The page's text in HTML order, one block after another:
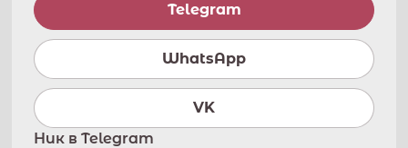
Telegram
WhatsApp
VK
Ник в Telegram